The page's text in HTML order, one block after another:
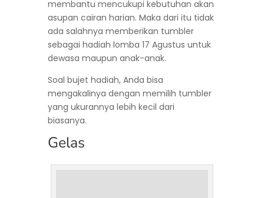
membantu mencukupi kebutuhan akan
asupan cairan harian. Maka dari itu tidak
ada salahnya memberikan tumbler
sebagai hadiah lomba 17 Agustus untuk
dewasa maupun anak-anak.
Soal bujet hadiah, Anda bisa
mengakalinya dengan memilih tumbler
yang ukurannya lebih kecil dari
biasanya.
Gelas